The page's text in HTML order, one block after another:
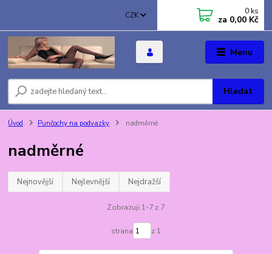
Menu
CZK
Hledat
0 ks
za 0,00 Kč
Úvod Punčochy na podvazky nadměrné
nadměrné
Nejnovější Nejlevnější Nejdražší
Zobrazuji 1-7 z 7
strana z 1